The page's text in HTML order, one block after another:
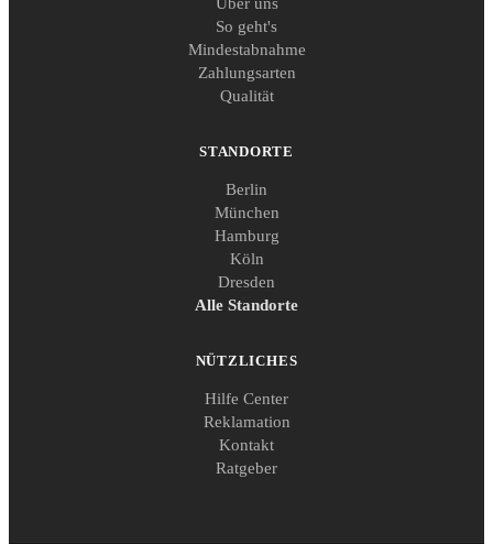
So geht's
Mindestabnahme
Zahlungsarten
Qualität
STANDORTE
Berlin
München
Hamburg
Köln
Dresden
Alle Standorte
NÜTZLICHES
Hilfe Center
Reklamation
Kontakt
Ratgeber